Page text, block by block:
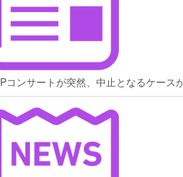
コンサートが突然、中止となるケース